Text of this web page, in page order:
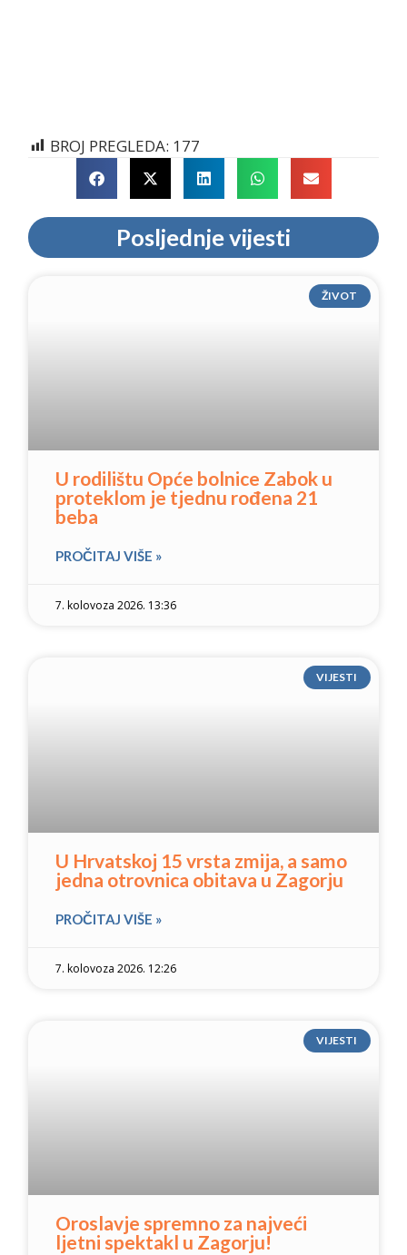
BROJ PREGLEDA: 177
Posljednje vijesti
ŽIVOT
U rodilištu Opće bolnice Zabok u
proteklom je tjednu rođena 21
beba
PROČITAJ VIŠE »
7. kolovoza 2026. 13:36
VIJESTI
U Hrvatskoj 15 vrsta zmija, a samo
jedna otrovnica obitava u Zagorju
PROČITAJ VIŠE »
7. kolovoza 2026. 12:26
VIJESTI
Oroslavje spremno za najveći
ljetni spektakl u Zagorju!